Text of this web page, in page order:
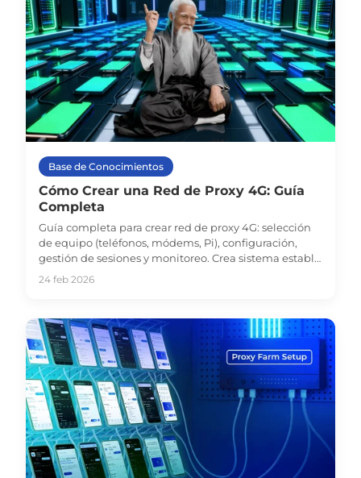
Base de Conocimientos
Cómo Crear una Red de Proxy 4G: Guía
Completa
Guía completa para crear red de proxy 4G: selección
de equipo (teléfonos, módems, Pi), configuración,
gestión de sesiones y monitoreo. Crea sistema estable
para scraping y automatización.
24 feb 2026